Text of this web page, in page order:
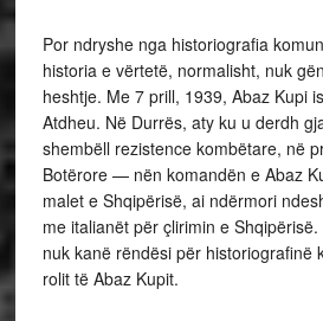
Por ndryshe nga historiografia
historia e vërtetë, normalisht, nuk
heshtje. Me 7 prill, 1939, Abaz Kupi
Atdheu. Në Durrës, aty ku u derdh
shembëll rezistence kombëtare, në
Botërore — nën komandën e Abaz
malet e Shqipërisë, ai ndërmori
me italianët për çlirimin e
nuk kanë rëndësi për historiografinë
rolit të Abaz Kupit.